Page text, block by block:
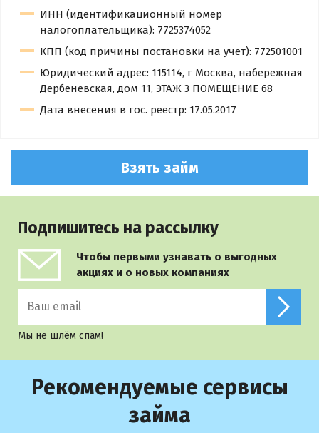
ИНН (идентификационный номер
налогоплательщика): 7725374052
КПП (код причины постановки на учет): 772501001
Юридический адрес: 115114, г Москва, набережная
Дербеневская, дом 11, ЭТАЖ 3 ПОМЕЩЕНИЕ 68
Дата внесения в гос. реестр: 17.05.2017
Взять займ
Подпишитесь на рассылку
Чтобы первыми узнавать о выгодных
акциях и о новых компаниях
Мы не шлём спам!
Рекомендуемые сервисы
займа